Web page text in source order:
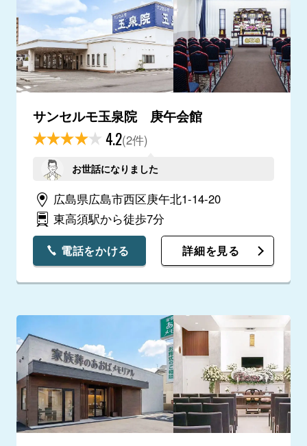
サンセルモ玉泉院 庚午会館
4.2(2件)
お世話になりました
広島県広島市西区庚午北1-14-20
東高須駅から徒歩7分
電話をかける 詳細を見る